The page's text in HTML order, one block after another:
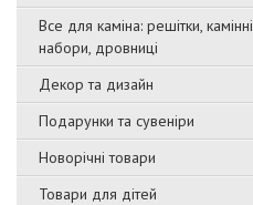
Все для каміна: решітки, камінні
набори, дровниці
Декор та дизайн
Подарунки та сувеніри
Новорічні товари
Товари для дітей